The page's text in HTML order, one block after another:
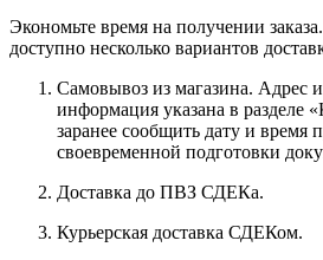
Экономьте время на получении
доступно несколько вариантов
Самовывоз из магазина. Адрес
информация указана в разделе
заранее сообщить дату и время
своевременной подготовки
Доставка до ПВЗ СДЕКа.
Курьерская доставка СДЕКом.